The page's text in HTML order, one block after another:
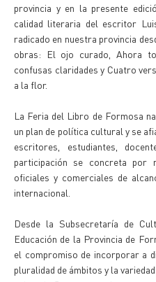
provincia y en la presente
calidad literaria del escritor
radicado en nuestra provincia
obras: El ojo curado, Ahora
confusas claridades y Cuatro
a la flor.
La Feria del Libro de Formosa
un plan de política cultural y se
escritores, estudiantes,
participación se concreta por
oficiales y comerciales de
internacional.
Desde la Subsecretaría de
Educación de la Provincia de
el compromiso de incorporar a
pluralidad de ámbitos y la